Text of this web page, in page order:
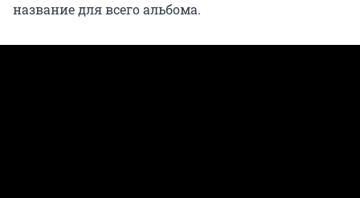
название для всего альбома.